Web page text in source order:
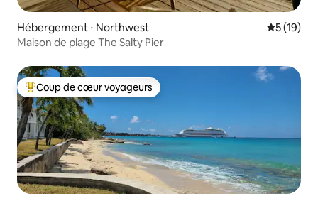
Hébergement ⋅ Northwest
5 (19)
Maison de plage The Salty Pier
Coups de cœur voyageurs les plus appréciés
Coup de cœur voyageurs